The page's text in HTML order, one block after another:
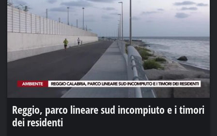
Reggio, parco lineare sud incompiuto e i timori
dei residenti